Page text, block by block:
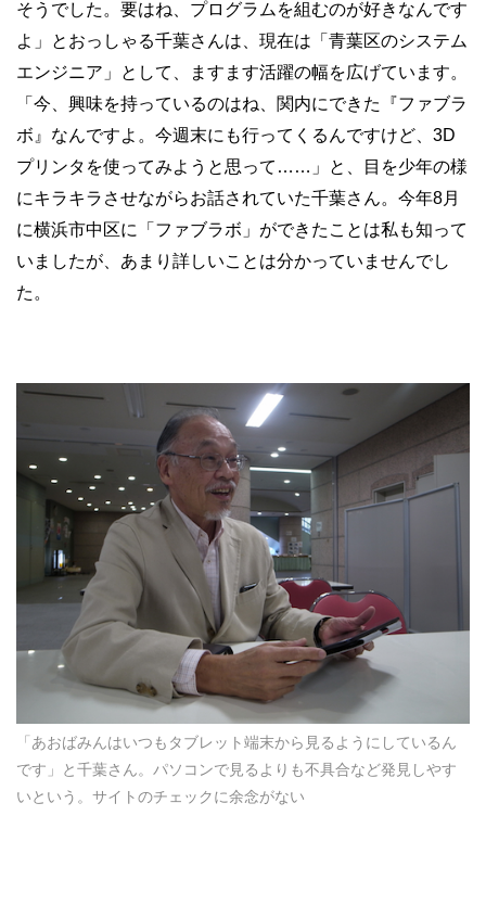
そうでした。要はね、プログラムを組むのが好きなんです
よ」とおっしゃる千葉さんは、現在は「青葉区のシステム
エンジニア」として、ますます活躍の幅を広げています。
「今、興味を持っているのはね、関内にできた『ファブラ
ボ』なんですよ。今週末にも行ってくるんですけど、3D
プリンタを使ってみようと思って……」と、目を少年の様
にキラキラさせながらお話されていた千葉さん。今年8月
に横浜市中区に「ファブラボ」ができたことは私も知って
いましたが、あまり詳しいことは分かっていませんでし
た。
「あおばみんはいつもタブレット端末から見るようにしているん
です」と千葉さん。パソコンで見るよりも不具合など発見しやす
いという。サイトのチェックに余念がない